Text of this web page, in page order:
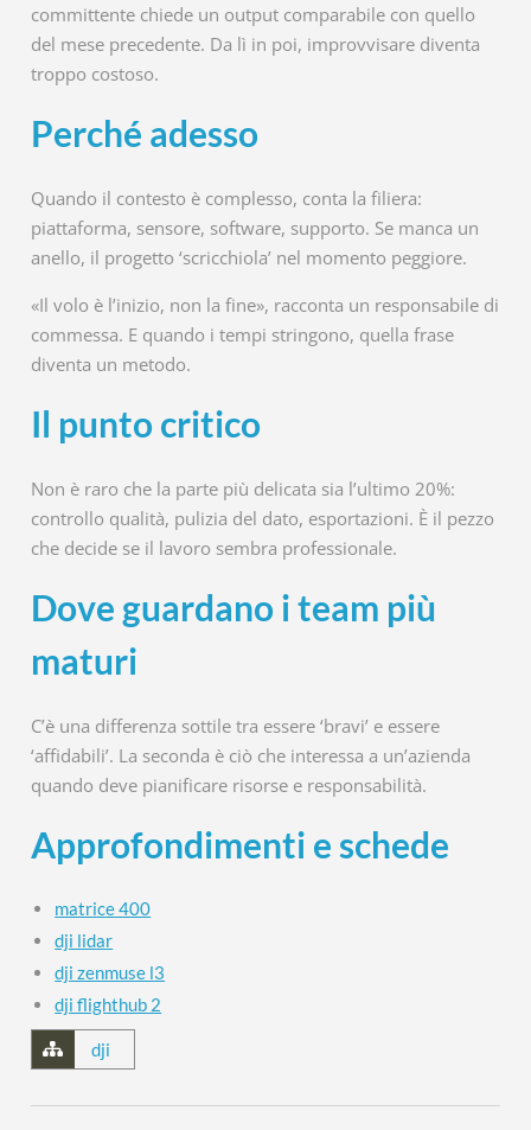
committente chiede un output comparabile con quello
del mese precedente. Da lì in poi, improvvisare diventa
troppo costoso.
Perché adesso
Quando il contesto è complesso, conta la filiera:
piattaforma, sensore, software, supporto. Se manca un
anello, il progetto ‘scricchiola’ nel momento peggiore.
«Il volo è l’inizio, non la fine», racconta un responsabile di
commessa. E quando i tempi stringono, quella frase
diventa un metodo.
Il punto critico
Non è raro che la parte più delicata sia l’ultimo 20%:
controllo qualità, pulizia del dato, esportazioni. È il pezzo
che decide se il lavoro sembra professionale.
Dove guardano i team più
maturi
C’è una differenza sottile tra essere ‘bravi’ e essere
‘affidabili’. La seconda è ciò che interessa a un’azienda
quando deve pianificare risorse e responsabilità.
Approfondimenti e schede
matrice 400
dji lidar
dji zenmuse l3
dji flighthub 2
dji